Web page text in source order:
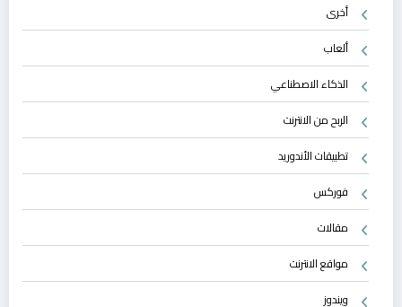
أخرى
ألعاب
الذكاء الاصطناعي
الربح من الانترنت
تطبيقات الأندوريد
فوركس
مقالات
مواقع الانترنت
ويندوز